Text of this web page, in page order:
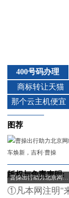
图荐
曹操出行助力北京网约车焕新，吉利·曹操
版权与免责声明:
①凡本网注明"